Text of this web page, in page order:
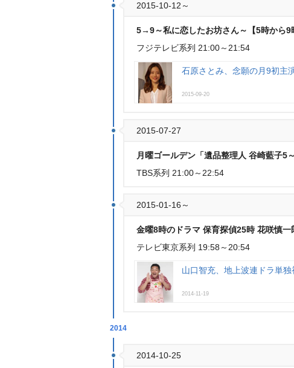
2015-10-12～
5→9～私に恋したお坊さん～【5時から9
フジテレビ系列 21:00～21:54
石原さとみ、念願の月9初主
2015-09-20
2015-07-27
月曜ゴールデン「遺品整理人 谷崎藍子5
TBS系列 21:00～22:54
2015-01-16～
金曜8時のドラマ 保育探偵25時 花咲慎
テレビ東京系列 19:58～20:54
山口智充、地上波連ドラ単
2014-11-19
2014
2014-10-25